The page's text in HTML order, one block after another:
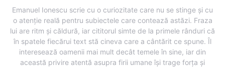
Emanuel Ionescu scrie cu o curiozitate care nu se stinge și cu
o atenție reală pentru subiectele care contează astăzi. Fraza
lui are ritm și căldură, iar cititorul simte de la primele rânduri că
în spatele fiecărui text stă cineva care a cântărit ce spune. Îl
interesează oamenii mai mult decât temele în sine, iar din
această privire atentă asupra firii umane își trage forța și